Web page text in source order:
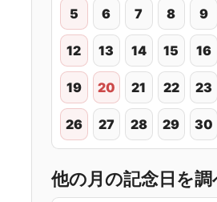
5 6 7 8 9
12 13 14 15 16
19 20 21 22 23
26 27 28 29 30
他の月の記念日を調